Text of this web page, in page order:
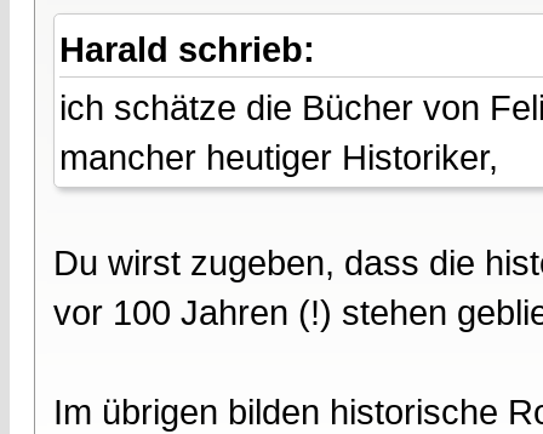
Harald schrieb:
ich schätze die Bücher von
mancher heutiger Historiker,
Du wirst zugeben, dass die
vor 100 Jahren (!) stehen
Im übrigen bilden historische